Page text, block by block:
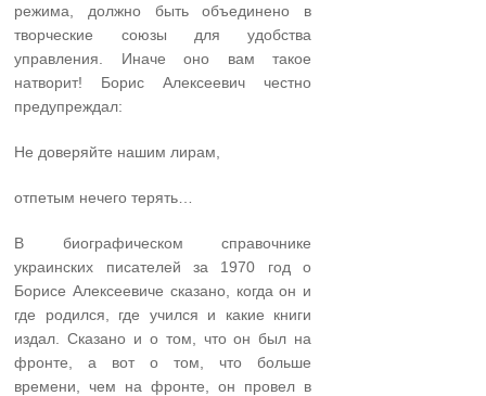
режима, должно быть объединено в
творческие союзы для удобства
управления. Иначе оно вам такое
натворит! Борис Алексеевич честно
предупреждал:
Не доверяйте нашим лирам,
отпетым нечего терять…
В биографическом справочнике
украинских писателей за 1970 год о
Борисе Алексеевиче сказано, когда он и
где родился, где учился и какие книги
издал. Сказано и о том, что он был на
фронте, а вот о том, что больше
времени, чем на фронте, он провел в